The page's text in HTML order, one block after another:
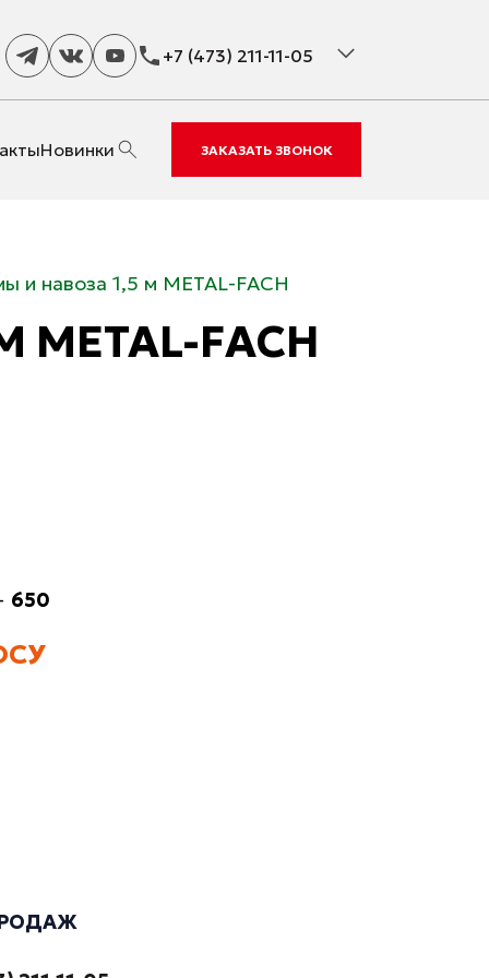
+7 (473) 211-11-05
Новинки ЗАКАЗАТЬ ЗВОНОК
и навоза 1,5 м METAL-FACH
FACH
650